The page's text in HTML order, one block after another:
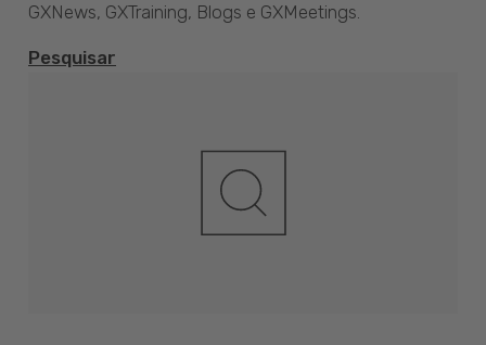
GXNews, GXTraining, Blogs e GXMeetings.
Pesquisar